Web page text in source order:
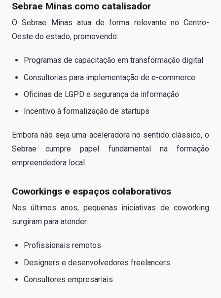
Sebrae Minas como catalisador
O Sebrae Minas atua de forma relevante no Centro-
Oeste do estado, promovendo:
Programas de capacitação em transformação digital
Consultorias para implementação de e-commerce
Oficinas de LGPD e segurança da informação
Incentivo à formalização de startups
Embora não seja uma aceleradora no sentido clássico, o
Sebrae cumpre papel fundamental na formação
empreendedora local.
Coworkings e espaços colaborativos
Nos últimos anos, pequenas iniciativas de coworking
surgiram para atender:
Profissionais remotos
Designers e desenvolvedores freelancers
Consultores empresariais